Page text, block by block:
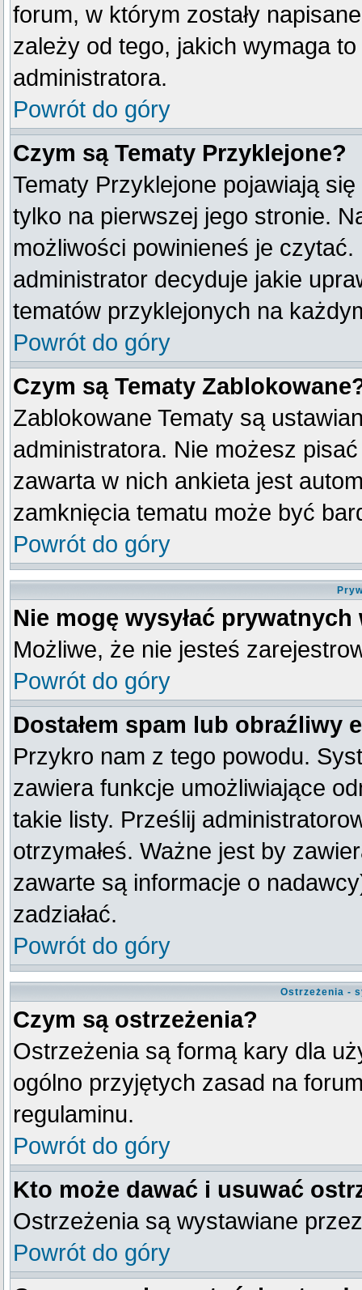
forum, w którym zostały
zależy od tego, jakich wymaga
administratora.
Powrót do góry
Czym są Tematy Przyklejone?
Tematy Przyklejone pojawiają
tylko na pierwszej jego stronie.
możliwości powinieneś je czytać.
administrator decyduje jakie
tematów przyklejonych na
Powrót do góry
Czym są Tematy
Zablokowane Tematy są
administratora. Nie możesz
zawarta w nich ankieta jest
zamknięcia tematu może być
Powrót do góry
Nie mogę wysyłać
Możliwe, że nie jesteś
Powrót do góry
Dostałem spam lub obraźliwy
Przykro nam z tego powodu.
zawiera funkcje umożliwiające
takie listy. Prześlij
otrzymałeś. Ważne jest by
zawarte są informacje o
zadziałać.
Powrót do góry
Ostrzeżenia -
Czym są ostrzeżenia?
Ostrzeżenia są formą kary dla
ogólno przyjętych zasad na
regulaminu.
Powrót do góry
Kto może dawać i usuwać
Ostrzeżenia są wystawiane
Powrót do góry